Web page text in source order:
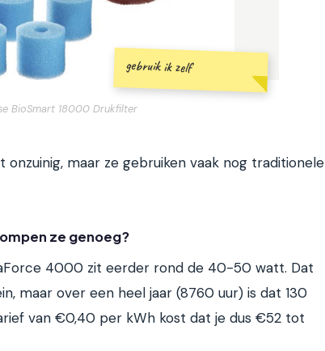
gebruik ik zelf
BioSmart 18000 Drukfilter
maar ze gebruiken vaak nog traditionele
ze genoeg?
4000 zit eerder rond de 40-50 watt. Dat
maar over een heel jaar (8760 uur) is dat 130
van €0,40 per kWh kost dat je dus €52 tot